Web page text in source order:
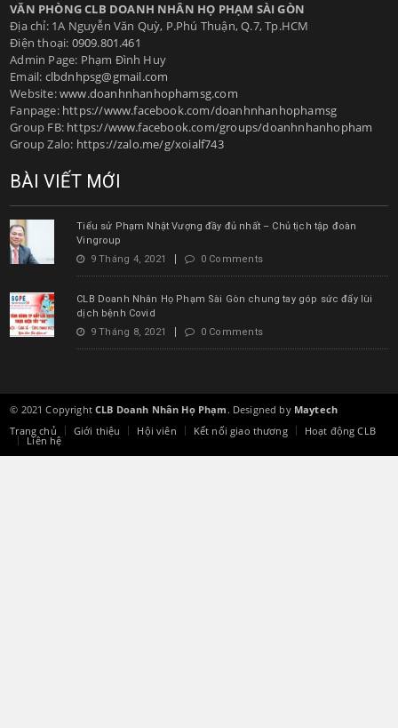
VĂN PHÒNG CLB DOANH NHÂN HỌ PHẠM SÀI GÒN
Địa chỉ: 1A Nguyễn Văn Quỳ, P.Phú Thuận, Q.7, Tp.HCM
Điện thoại: 0909.801.461
Admin Page: Phạm Đình Huy
Email: clbdnhpsg@gmail.com
Website:www.doanhnhanhophamsg.com
Fanpage: https://www.facebook.com/doanhnhanhophamsg
Group FB: https://www.facebook.com/groups/doanhnhanhopham
Group Zalo: https://zalo.me/g/xoialf743
BÀI VIẾT MỚI
Tiểu sử Phạm Nhật Vượng đầy đủ nhất – Chủ tịch tập đoàn
Vingroup
9 Tháng 4, 2021
0 Comments
CLB Doanh Nhân Họ Phạm Sài Gòn chung tay góp sức đẩy lùi
dịch bệnh Covid
9 Tháng 8, 2021
0 Comments
© 2021 CopyrightCLB Doanh Nhân Họ Phạm . Designed by Maytech
Trang chủ
Giới thiệu Hội viên Kết nối giao thương Hoạt động CLB
Liên hệ